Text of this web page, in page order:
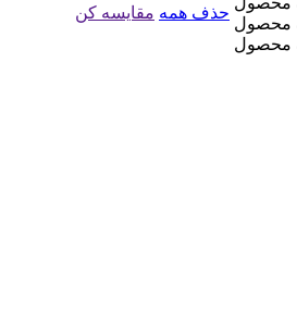
حذف همه مقایسه کن